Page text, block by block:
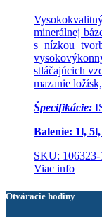
minerálnej
s nízkou
stláčajúcich
mazanie
Špecifikácie:
Balenie: 1l,
SKU: 106323-
Viac info
Otváracie hodiny